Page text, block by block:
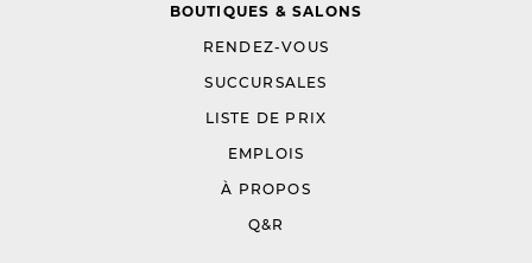
BOUTIQUES & SALONS
RENDEZ-VOUS
SUCCURSALES
LISTE DE PRIX
EMPLOIS
À PROPOS
Q&R